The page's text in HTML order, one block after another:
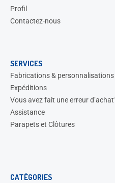
Profil
Contactez-nous
SERVICES
Fabrications & personnalisations
Expéditions
Vous avez fait une erreur
Assistance
Parapets et Clôtures
CATÉGORIES